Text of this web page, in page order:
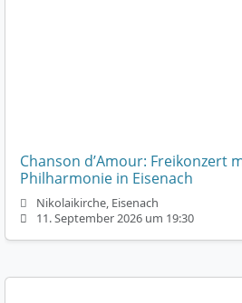
Chanson d’Amour: Freikonzert
Philharmonie in Eisenach
Nikolaikirche, Eisenach
11. September 2026 um 19:30